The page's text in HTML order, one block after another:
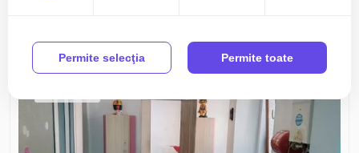
Permite selecţia Permite toate